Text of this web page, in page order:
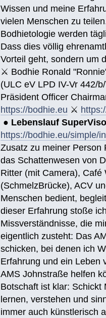
Wissen und meine
vielen Menschen zu
Bodhietologie werden
Dass dies völlig
Vorteil geht, sondern um
⚔ Bodhie Ronald
(ULC eV LPD IV-Vr 442/
Präsident Officer
https://bodhie.eu ⚔
● Lebenslauf
https://bodhie.eu/simple/
Zusatz zu meiner Person
das Schattenwesen von
Ritter (mit Camera), Café
(SchmelzBrücke), ACV
Menschen bedient,
dieser Erfahrung stoße
Missverständnisse, die
eigentlich zusteht: Das
schicken, bei denen ich
Erfahrung und ein Leben
AMS Johnstraße helfen
Botschaft ist klar: Schickt
lernen, verstehen und
immer auch künstlerisch